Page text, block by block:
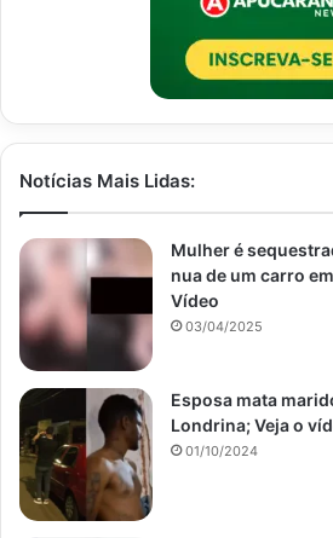
Notícias Mais Lidas:
Mulher é
nua de um carro
Vídeo
03/04/2025
Esposa mata
Londrina; Veja o
01/10/2024